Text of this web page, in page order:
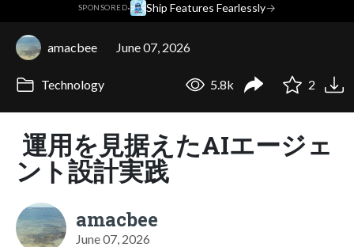
SPONSORED· Ship Features Fearlessly→
amacbee June 07, 2026
Technology 5.8k 2
運用を見据えたAIエージェ
ント設計実践
amacbee
June 07, 2026